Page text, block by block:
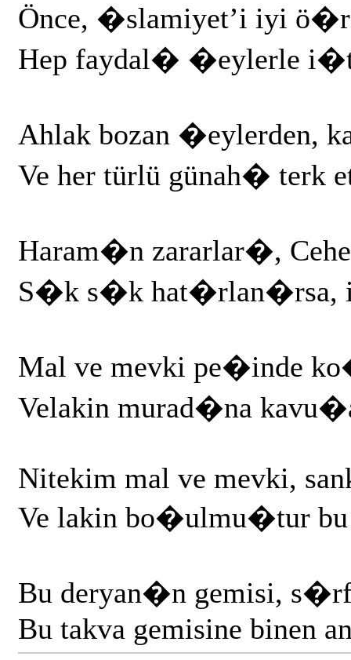
Önce, �slamiyet’i iyi
Hep faydal� �eylerle
Ahlak bozan �eylerden,
Ve her türlü günah� terk
Haram�n zararlar�,
S�k s�k hat�rlan�rsa,
Mal ve mevki pe�inde
Velakin murad�na
Nitekim mal ve mevki,
Ve lakin bo�ulmu�tur bu
Bu deryan�n gemisi,
Bu takva gemisine binen